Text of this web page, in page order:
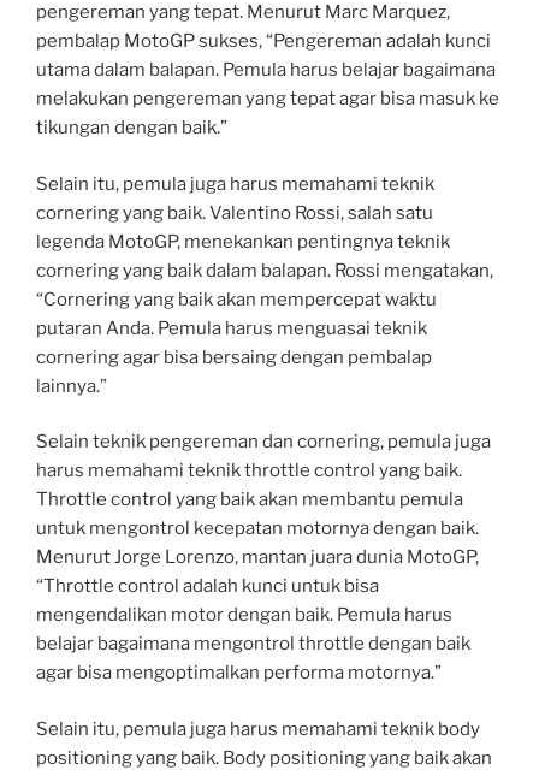
pengereman yang tepat. Menurut Marc Marquez,
pembalap MotoGP sukses, “Pengereman adalah kunci
utama dalam balapan. Pemula harus belajar bagaimana
melakukan pengereman yang tepat agar bisa masuk ke
tikungan dengan baik.”
Selain itu, pemula juga harus memahami teknik
cornering yang baik. Valentino Rossi, salah satu
legenda MotoGP, menekankan pentingnya teknik
cornering yang baik dalam balapan. Rossi mengatakan,
“Cornering yang baik akan mempercepat waktu
putaran Anda. Pemula harus menguasai teknik
cornering agar bisa bersaing dengan pembalap
lainnya.”
Selain teknik pengereman dan cornering, pemula juga
harus memahami teknik throttle control yang baik.
Throttle control yang baik akan membantu pemula
untuk mengontrol kecepatan motornya dengan baik.
Menurut Jorge Lorenzo, mantan juara dunia MotoGP,
“Throttle control adalah kunci untuk bisa
mengendalikan motor dengan baik. Pemula harus
belajar bagaimana mengontrol throttle dengan baik
agar bisa mengoptimalkan performa motornya.”
Selain itu, pemula juga harus memahami teknik body
positioning yang baik. Body positioning yang baik akan